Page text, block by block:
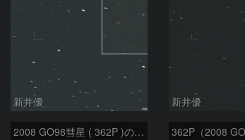
新井優 新井優
2008 GO98彗星 ( 362P )の予報位置：2025/09/25